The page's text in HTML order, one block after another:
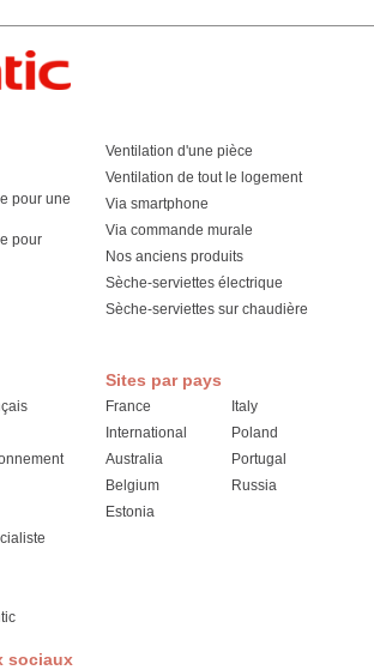
pour une
pour
Ventilation d'une pièce
Ventilation de tout le logement
Via smartphone
Via commande murale
Nos anciens produits
Sèche-serviettes électrique
Sèche-serviettes sur chaudière
Sites par pays
France
International
Australia
Belgium
Estonia
Italy
Poland
Portugal
Russia
sociaux